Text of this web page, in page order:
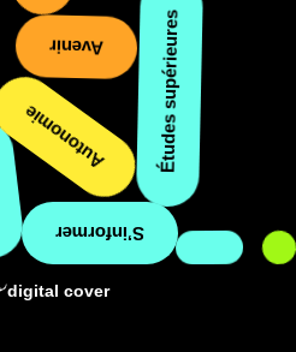
Avenir
S’informer
Autonomie
digital cover